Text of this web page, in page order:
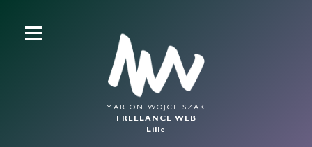
MARION WOJCIESZAK
FREELANCE WEB
Lille